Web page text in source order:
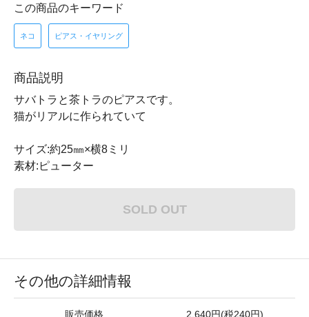
この商品のキーワード
ネコ ピアス・イヤリング
商品説明
サバトラと茶トラのピアスです。
猫がリアルに作られていて
サイズ:約25㎜×横8ミリ
素材:ピューター
SOLD OUT
その他の詳細情報
販売価格 2,640円(税240円)